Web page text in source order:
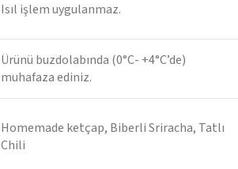
Isıl işlem uygulanmaz.
Ürünü buzdolabında (0°C- +4°C’de)
muhafaza ediniz.
Homemade ketçap, Biberli Sriracha, Tatlı
Chili